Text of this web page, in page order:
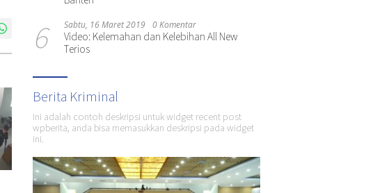
6 Sabtu, 16 Maret 2019 0 Komentar
Video: Kelemahan dan Kelebihan All New
Terios
Berita Kriminal
Ini adalah contoh deskripsi untuk widget recent post
wpberita, anda bisa memasukkan deskripsi pada widget
ini.